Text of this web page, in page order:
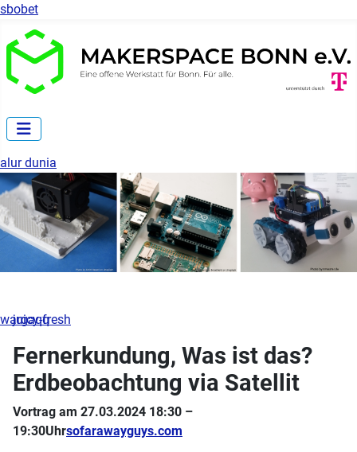
sbobet
alur dunia
wargaqq
Fernerkundung, Was ist das?
Erdbeobachtung via Satellit
Vortrag am 27.03.2024 18:30 –
19:30Uhrsofarawayguys.com
juicy-fresh